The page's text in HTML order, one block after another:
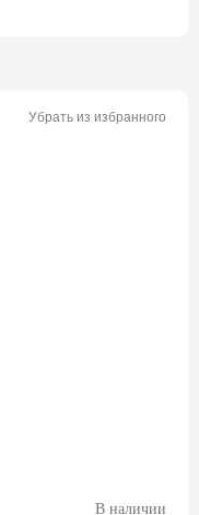
Убрать из избранного
В наличии